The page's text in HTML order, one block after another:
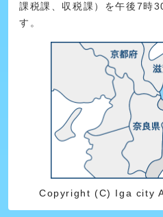
課税課、収税課）を午後7時
す。
Copyright (C) Iga city